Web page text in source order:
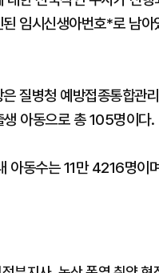
임시신생아번호*로 남
질병청 예방접종통합관
아동으로 총 105명이다.
아동수는 11만 4216명이